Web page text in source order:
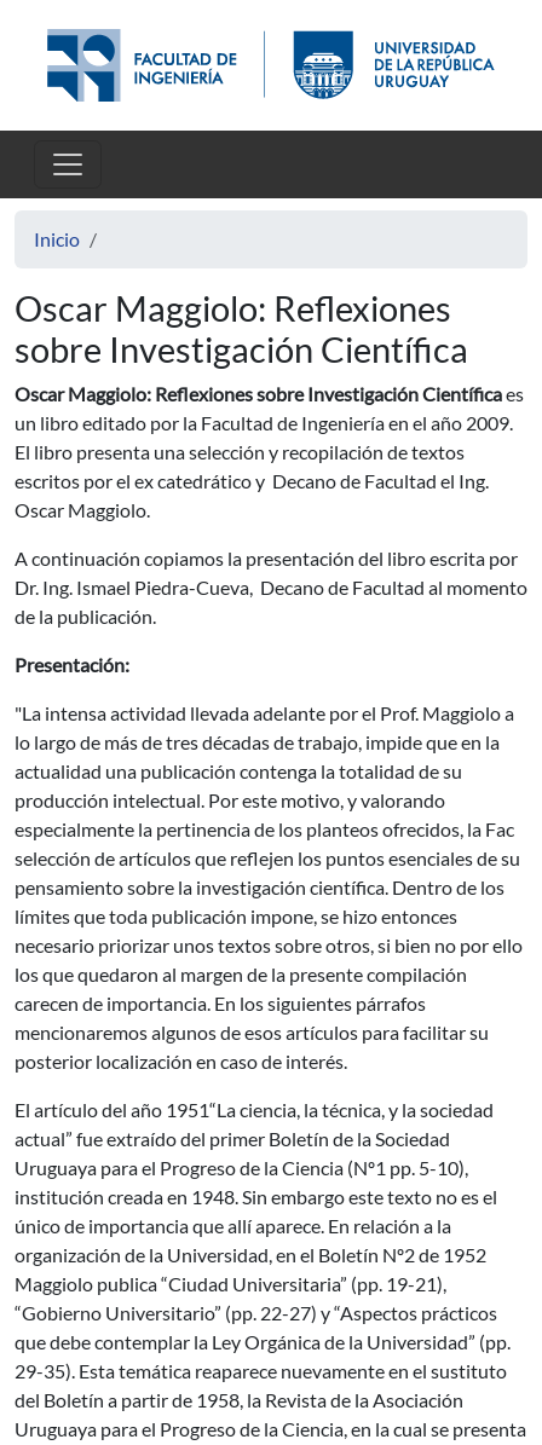
Inicio
Oscar Maggiolo: Reflexiones
sobre Investigación Científica
Oscar Maggiolo: Reflexiones sobre Investigación Científicaes
un libro editado por la Facultad de Ingeniería en el año 2009.
El libro presenta una selección y recopilación de textos
escritos por el ex catedrático y Decano de Facultad el Ing.
Oscar Maggiolo.
A continuación copiamos la presentación del libro escrita por
Dr. Ing. Ismael Piedra-Cueva, Decano de Facultad al momento
de la publicación.
Presentación:
"La intensa actividad llevada adelante por el Prof. Maggiolo a
lo largo de más de tres décadas de trabajo, impide que en la
actualidad una publicación contenga la totalidad de su
producción intelectual. Por este motivo, y valorando
especialmente la pertinencia de los planteos ofrecidos, la Fac
selección de artículos que reflejen los puntos esenciales de su
pensamiento sobre la investigación científica. Dentro de los
límites que toda publicación impone, se hizo entonces
necesario priorizar unos textos sobre otros, si bien no por ello
los que quedaron al margen de la presente compilación
carecen de importancia. En los siguientes párrafos
mencionaremos algunos de esos artículos para facilitar su
posterior localización en caso de interés.
El artículo del año 1951“La ciencia, la técnica, y la sociedad
actual” fue extraído del primer Boletín de la Sociedad
Uruguaya para el Progreso de la Ciencia (Nº1 pp. 5-10),
institución creada en 1948. Sin embargo este texto no es el
único de importancia que allí aparece. En relación a la
organización de la Universidad, en el Boletín Nº2 de 1952
Maggiolo publica “Ciudad Universitaria” (pp. 19-21),
“Gobierno Universitario” (pp. 22-27) y “Aspectos prácticos
que debe contemplar la Ley Orgánica de la Universidad” (pp.
29-35). Esta temática reaparece nuevamente en el sustituto
del Boletín a partir de 1958, la Revista de la Asociación
Uruguaya para el Progreso de la Ciencia, en la cual se presenta